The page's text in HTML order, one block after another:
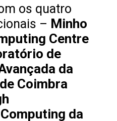
os quatro
– Minho
Centre
de
da
Coimbra
da